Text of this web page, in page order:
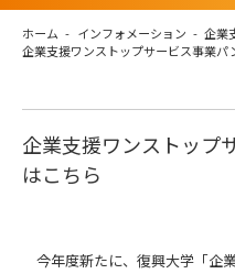
ホーム インフォメーション
企業
企業支援ワンストップサービス事業パ
企業支援ワンストップ
はこちら
今年度新たに、復興大学「企